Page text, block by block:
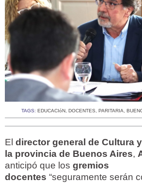
TAGS: EDUCACIóN, DOCENTES, PARITARIA,
El director general de Cultura
la provincia de Buenos Aires,
anticipó que los gremios
docentes “seguramente serán